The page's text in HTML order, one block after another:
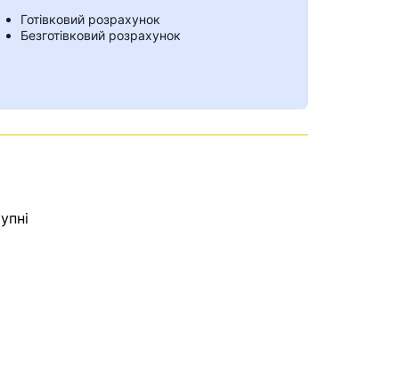
Готівковий розрахунок
Безготівковий розрахунок